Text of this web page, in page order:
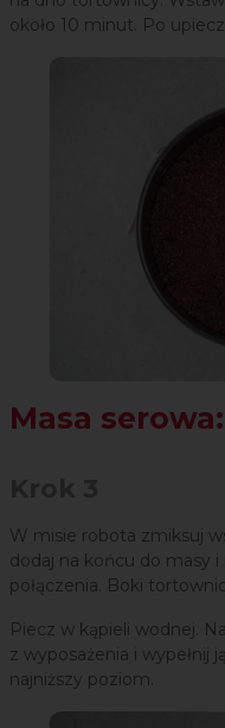
około 10 minut. Po
Masa serowa:
W misie robota zmiksuj
dodaj na końcu do masy
połączenia. Boki
Piecz w kąpieli wodnej.
z wyposażenia i wypełnij
najniższy poziom.